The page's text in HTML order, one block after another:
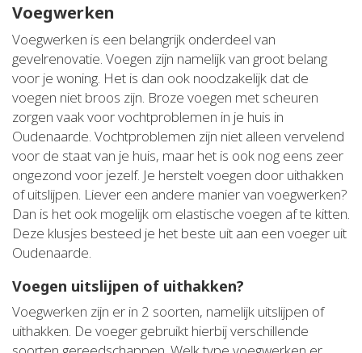
Voegwerken
Voegwerken is een belangrijk onderdeel van
gevelrenovatie. Voegen zijn namelijk van groot belang
voor je woning. Het is dan ook noodzakelijk dat de
voegen niet broos zijn. Broze voegen met scheuren
zorgen vaak voor vochtproblemen in je huis in
Oudenaarde. Vochtproblemen zijn niet alleen vervelend
voor de staat van je huis, maar het is ook nog eens zeer
ongezond voor jezelf. Je herstelt voegen door uithakken
of uitslijpen. Liever een andere manier van voegwerken?
Dan is het ook mogelijk om elastische voegen af te kitten.
Deze klusjes besteed je het beste uit aan een voeger uit
Oudenaarde.
Voegen uitslijpen of uithakken?
Voegwerken zijn er in 2 soorten, namelijk uitslijpen of
uithakken. De voeger gebruikt hierbij verschillende